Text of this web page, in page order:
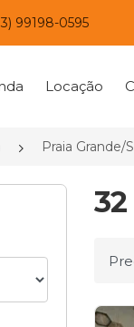
99198-0595
Locação
Praia Grande/